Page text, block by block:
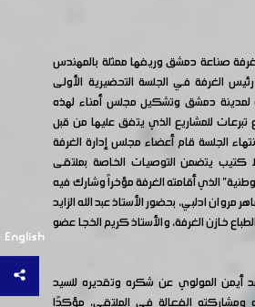
English
صناعة دمشق وريفها ممثلة بالمهندس
الغرفة في الجلسة التحضيرية الأولى
لمدينة دمشق وتشكيل مجلس أمناء لهذه
تبرعات للمشاريع الذي يتفق عليها من قبل
الجلسة قام أعضاء مجلس إدارة الغرفة
كتيب يتضمن التوصيات الخاصة بملتقى
الذي أقامته الغرفة مؤخراً وشارك فيه
ادلبي، بحضور الأستاذ عبد الله الزايد
خازن الغرفة، والأستاذ كريم الخجا عضو
أيمن المولوي عن شكره وتقديره للسيد